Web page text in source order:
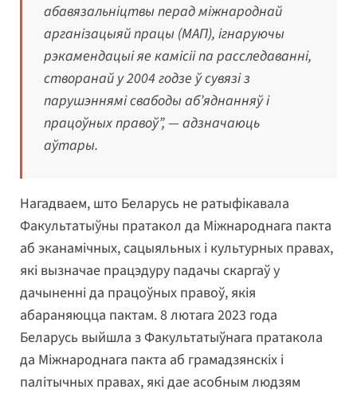
абавязальніцтвы перад міжнароднай
арганізацыяй працы (МАП), ігнаруючы
рэкамендацыі яе камісіі па расследаванні,
створанай у 2004 годзе ў сувязі з
парушэннямі свабоды аб’яднанняў і
працоўных правоў”,— адзначаюць
аўтары.
Нагадваем, што Беларусь не ратыфікавала
Факультатыўны пратакол да Міжнароднага пакта
аб эканамічных, сацыяльных і культурных правах,
які вызначае працэдуру падачы скаргаў у
дачыненні да працоўных правоў, якія
абараняюцца пактам. 8 лютага 2023 года
Беларусь выйшла з Факультатыўнага пратакола
да Міжнароднага пакта аб грамадзянскіх і
палітычных правах, які дае асобным людзям